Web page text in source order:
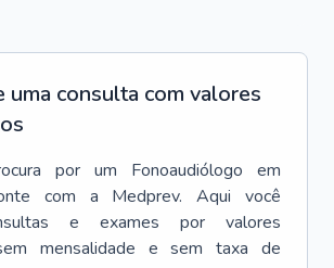
uma consulta com valores
por um Fonoaudiólogo
em
com a Medprev. Aqui você
e exames por valores
mensalidade e sem taxa de